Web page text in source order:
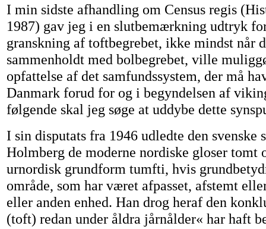
I min sidste afhandling om Census regis
1987) gav jeg i en slutbemærkning udtryk
granskning af toftbegrebet, ikke mindst når
sammenholdt med bolbegrebet, ville
opfattelse af det samfundssystem, der må
Danmark forud for og i begyndelsen af
følgende skal jeg søge at uddybe dette
I sin disputats fra 1946 udledte den svenske
Holmberg de moderne nordiske gloser tomt
urnordisk grundform tumfti, hvis
område, som har været afpasset, afstemt
eller anden enhed. Han drog heraf den
(toft) redan under åldra jårnålder« har haft